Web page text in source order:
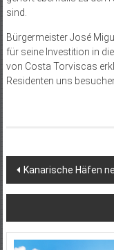
sind.
Bürgermeister José
für seine Investition in
von Costa Torviscas
Residenten uns
Kanarische Häfen